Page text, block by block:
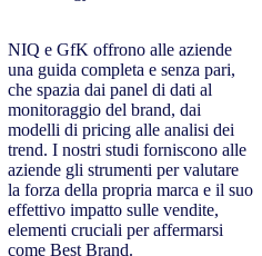
NIQ e GfK offrono alle aziende
una guida completa e senza pari,
che spazia dai panel di dati al
monitoraggio del brand, dai
modelli di pricing alle analisi dei
trend. I nostri studi forniscono alle
aziende gli strumenti per valutare
la forza della propria marca e il suo
effettivo impatto sulle vendite,
elementi cruciali per affermarsi
come Best Brand.